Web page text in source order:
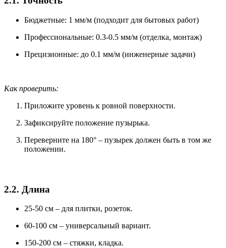
Бюджетные: 1 мм/м (подходит для бытовых работ)
Профессиональные: 0.3-0.5 мм/м (отделка, монтаж)
Прецизионные: до 0.1 мм/м (инженерные задачи)
Как проверить:
Приложите уровень к ровной поверхности.
Зафиксируйте положение пузырька.
Переверните на 180° – пузырек должен быть в том же
положении.
2.2. Длина
25-50 см – для плитки, розеток.
60-100 см – универсальный вариант.
150-200 см – стяжки, кладка.